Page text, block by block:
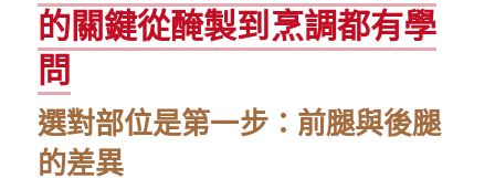
的關鍵從醃製到烹調都有學
問
選對部位是第一步：前腿與後腿
的差異